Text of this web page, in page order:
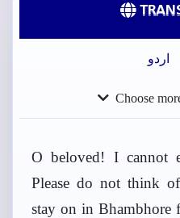
اردو
Choose
O beloved! I cannot
Please do not think
stay on in Bhambhore